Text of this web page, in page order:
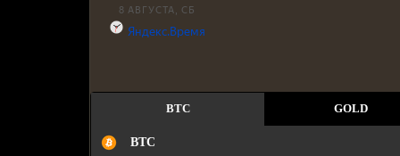
BTC GOLD
BTC